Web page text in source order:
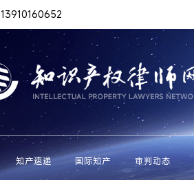
13910160652
知产速递 国际知产 审判动态